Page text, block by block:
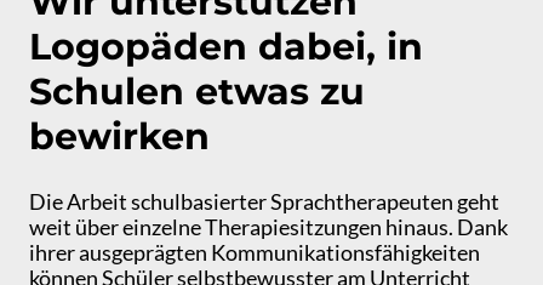
Logopäden dabei, in
Schulen etwas zu
bewirken
Die Arbeit schulbasierter Sprachtherapeuten geht
weit über einzelne Therapiesitzungen hinaus. Dank
ihrer ausgeprägten Kommunikationsfähigkeiten
können Schüler selbstbewusster am Unterricht